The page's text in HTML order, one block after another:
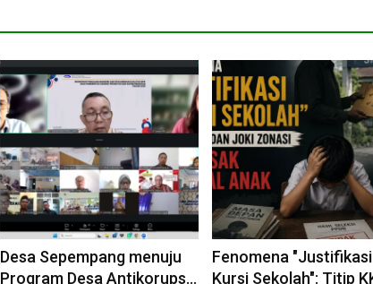
Desa Sepempang menuju
Program Desa Antikorupsi
Fenomena "Justifikasi
Kursi Sekolah": Titip